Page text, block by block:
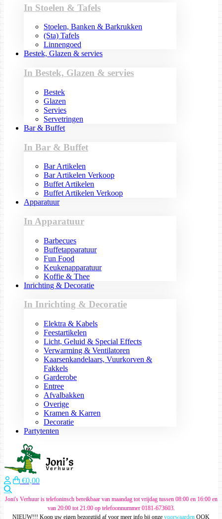
In Stoelen & Tafels
Stoelen, Banken & Barkrukken
(Sta) Tafels
Linnengoed
Bestek, Glazen & servies
In Bestek, Glazen & servies
Bestek
Glazen
Servies
Servetringen
Bar & Buffet
In Bar & Buffet
Bar Artikelen
Bar Artikelen Verkoop
Buffet Artikelen
Buffet Artikelen Verkoop
Apparatuur
In Apparatuur
Barbecues
Buffetapparatuur
Fun Food
Keukenapparatuur
Koffie & Thee
Inrichting & Decoratie
In Inrichting & Decoratie
Elektra & Kabels
Feestartikelen
Licht, Geluid & Special Effects
Verwarming & Ventilatoren
Kaarsenkandelaars, Vuurkorven &
Fakkels
Garderobe
Entree
Afvalbakken
Overige
Kramen & Karren
Decoratie
Partytenten
€0,00
Joni's Verhuur is telefoninsch bereikbaar van maandag tot vrijdag tussen 08:00 en 16:00 en
van 20:00 tot 21:00 op telefoonnummer 0181-673603.
NIEUW!!! Koop uw eigen bezorgtijd af voor meer info bij onze voorwaarden OOK